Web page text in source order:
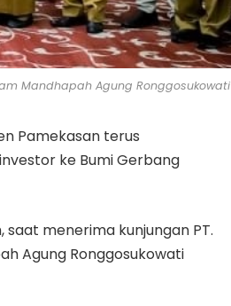
Mandhapah Agung Ronggosukowati
Pamekasan terus
ke Bumi Gerbang
menerima kunjungan PT.
Agung Ronggosukowati